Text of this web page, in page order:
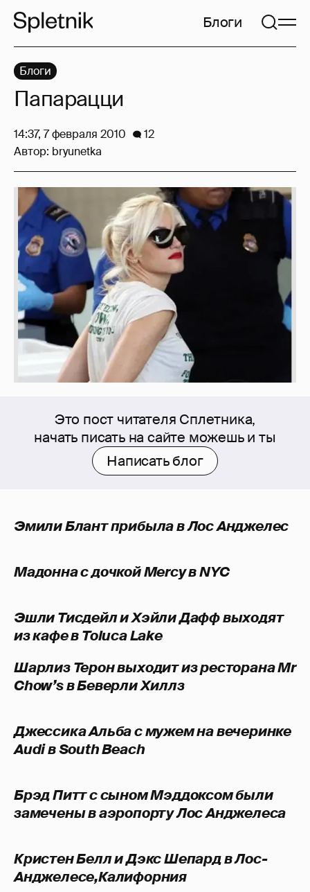
Блоги
Это пост читателя Сплетника,
начать писать на сайте можешь и ты
Написать блог
Эмили Блант прибыла в Лос Анджелес
Мадонна с дочкой Mercy в NYC
Эшли Тисдейл и Хэйли Дафф выходят
из кафе в Toluca Lake
Шарлиз Терон выходит из ресторана Mr
Chow’s в Беверли Хиллз
Джессика Альба с мужем на вечеринке
Audi в South Beach
Брэд Питт с сыном Мэддоксом были
замечены в аэропорту Лос Анджелеса
Кристен Белл и Дэкс Шепард в Лос-
Анджелесе,Калифорния
Блоги
Папарацци
14:37, 7 февраля 2010
12
Автор: bryunetka